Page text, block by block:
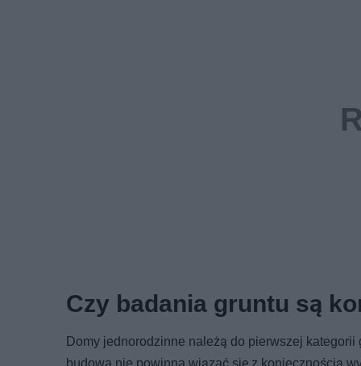
Czy badania gruntu są
Domy jednorodzinne należą do pierwszej